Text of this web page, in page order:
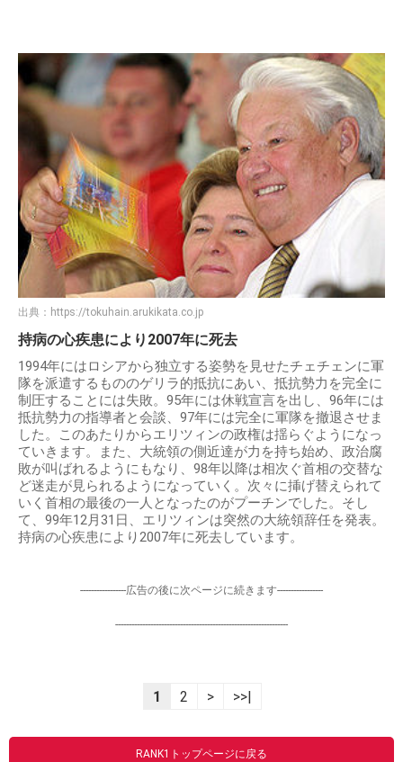
出典： https://tokuhain.arukikata.co.jp
持病の心疾患により2007年に死去
1994年にはロシアから独立する姿勢を見せたチェチェンに軍
隊を派遣するもののゲリラ的抵抗にあい、抵抗勢力を完全に
制圧することには失敗。95年には休戦宣言を出し、96年には
抵抗勢力の指導者と会談、97年には完全に軍隊を撤退させま
した。このあたりからエリツィンの政権は揺らぐようになっ
ていきます。また、大統領の側近達が力を持ち始め、政治腐
敗が叫ばれるようにもなり、98年以降は相次ぐ首相の交替な
ど迷走が見られるようになっていく。次々に挿げ替えられて
いく首相の最後の一人となったのがプーチンでした。そし
て、99年12月31日、エリツィンは突然の大統領辞任を発表。
持病の心疾患により2007年に死去しています。
-----------------広告の後に次ページに続きます-----------------
----------------------------------------------------------------
1 2 > >>|
RANK1トップページに戻る